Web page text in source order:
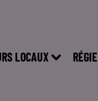
LOCAUX RÉGIE